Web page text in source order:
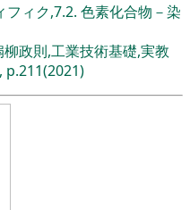
ィク,7.2. 色素化合物－染
政則,工業技術基礎,実教
p.211(2021)